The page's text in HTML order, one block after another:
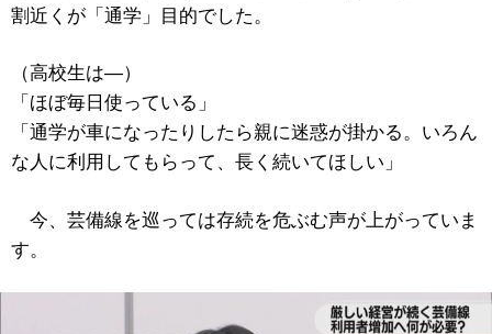
割近くが「通学」目的でした。
（高校生は―）
「ほぼ毎日使っている」
「通学が車になったりしたら親に迷惑が掛かる。いろん
な人に利用してもらって、長く続いてほしい」
今、芸備線を巡っては存続を危ぶむ声が上がっていま
す。